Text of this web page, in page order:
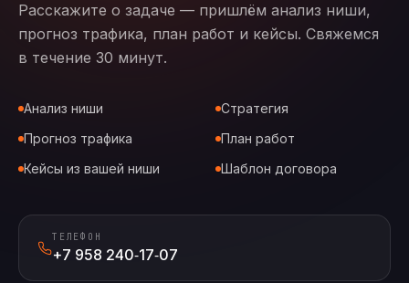
Расскажите о задаче — пришлём анализ ниши,
прогноз трафика, план работ и кейсы. Свяжемся
в течение 30 минут.
Анализ ниши
Стратегия
Прогноз трафика
План работ
Кейсы из вашей ниши
Шаблон договора
ТЕЛЕФОН
+7 958 240‑17‑07